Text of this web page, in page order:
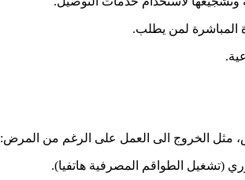
المباشرة لمن يطلب.
مثل الخروج الى العمل على الرغم من المرض:
(تشغيل الطواقم المصرفية هاتفيا).